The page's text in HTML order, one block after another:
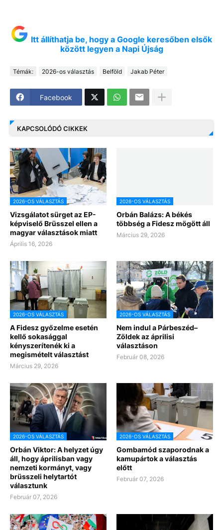
Itt állíthatja be, hogy a Google keresőben elsők
között legyen a Napi Újság
Témák: 2026-os választás Belföld Jakab Péter
Facebook
KAPCSOLÓDÓ CIKKEK
2026-OS VÁLASZTÁS
Vizsgálatot sürget az EP-
képviselő Brüsszel ellen a
magyar választások miatt
Április 16, 2026
2026-OS VÁLASZTÁS
Orbán Balázs: A békés
többség a Fidesz mögött áll
Március 29, 2026
2026-OS VÁLASZTÁS
A Fidesz győzelme esetén
kellő sokasággal
kényszerítenék ki a
megismételt választást
Március 29, 2026
2026-OS VÁLASZTÁS
Nem indul a Párbeszéd–
Zöldek az áprilisi
választáson
Február 08, 2026
2026-OS VÁLASZTÁS
Orbán Viktor: A helyzet úgy
áll, hogy áprilisban vagy
nemzeti kormányt, vagy
brüsszeli helytartót
választunk
Február 07, 2026
2026-OS VÁLASZTÁS
Gombamód szaporodnak a
kamupártok a választás
előtt
Február 07, 2026